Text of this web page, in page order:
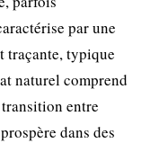
par une
traçante, typique
naturel comprend
entre
dans des